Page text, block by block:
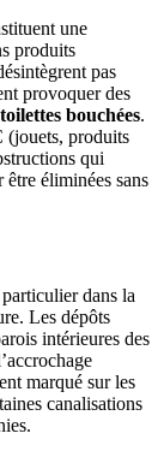
une
produits
pas
provoquer des
toilettes bouchées.
(jouets, produits
qui
éliminées sans
dans la
Les dépôts
intérieures des
marqué sur les
canalisations